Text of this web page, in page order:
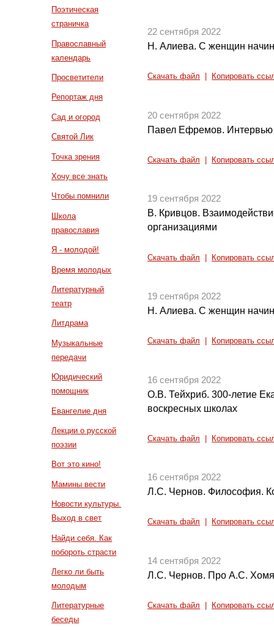
Поэтическая
страничка
Православный
календарь
Просветители
Репортаж дня
Сад и огород
Святой Лик
Точка зрения
Хочу все знать
Чтобы помнили
Школа
православия
Я - молодой!
Время молодых
Литературный
театр
Литдрама
Музыкальные
передачи
Юридический
помощник
Евангелие дня
Лекции о русской
поэзии
Вот это кино!
Мамины вести
Новости культуры.
Выход в свет
Найди себя. Как
побороть страсти
Легко ли быть
молодым
Литературные
беседы
22 сентября 2022
Н. Алиева. С женщин
Скачать файл Копировать
20 сентября 2022
Павел Ефремов.
Скачать файл Копировать
19 сентября 2022
В. Кривцов.
организациями
Скачать файл Копировать
19 сентября 2022
Н. Алиева. С женщин
Скачать файл Копировать
16 сентября 2022
О.В. Тейхриб. 300-летие
воскресных школах
Скачать файл Копировать
16 сентября 2022
Л.С. Чернов. Философия.
Скачать файл Копировать
14 сентября 2022
Л.С. Чернов. Про А.С.
Скачать файл Копировать